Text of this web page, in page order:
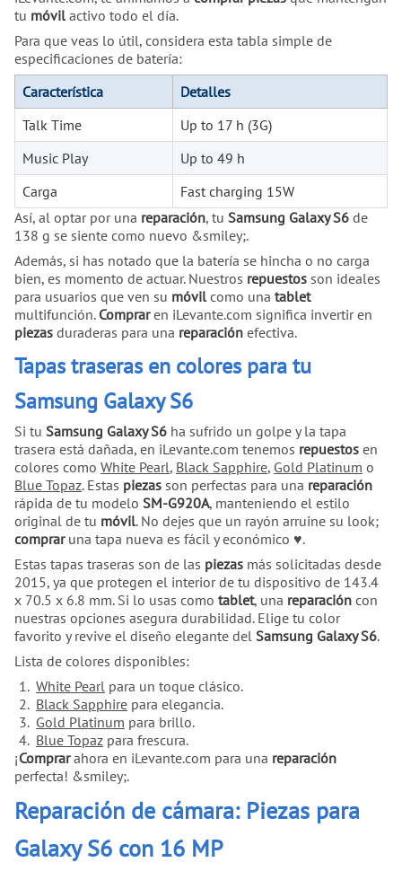
tu móvil activo todo el día.
Para que veas lo útil, considera esta tabla simple de
especificaciones de batería:
Característica
Detalles
Talk Time
Up to 17 h (3G)
Music Play
Up to 49 h
Carga
Fast charging 15W
Así, al optar por una reparación, tu Samsung Galaxy S6 de
138 g se siente como nuevo &smiley;.
Además, si has notado que la batería se hincha o no carga
bien, es momento de actuar. Nuestros repuestos son ideales
para usuarios que ven su móvil como una tablet
multifunción. Compraren iLevante.com significa invertir en
piezas duraderas para una reparación efectiva.
Tapas traseras en colores para tu
Samsung Galaxy S6
Si tu Samsung Galaxy S6 ha sufrido un golpe y la tapa
trasera está dañada, en iLevante.com tenemos repuestos en
colores como White Pearl, Black Sapphire, Gold Platinum o
Blue Topaz. Estas piezas son perfectas para una reparación
rápida de tu modelo SM-G920A, manteniendo el estilo
original de tu móvil. No dejes que un rayón arruine su look;
compraruna tapa nueva es fácil y económico ♥.
Estas tapas traseras son de las piezas más solicitadas desde
2015, ya que protegen el interior de tu dispositivo de 143.4
x 70.5 x 6.8 mm. Si lo usas como tablet, una reparación con
nuestras opciones asegura durabilidad. Elige tu color
favorito y revive el diseño elegante del Samsung Galaxy S6.
Lista de colores disponibles:
White Pearl para un toque clásico.
Black Sapphire para elegancia.
Gold Platinum para brillo.
Blue Topaz para frescura.
¡Comprarahora en iLevante.com para una reparación
perfecta! &smiley;.
Reparación de cámara: Piezas para
Galaxy S6 con 16 MP